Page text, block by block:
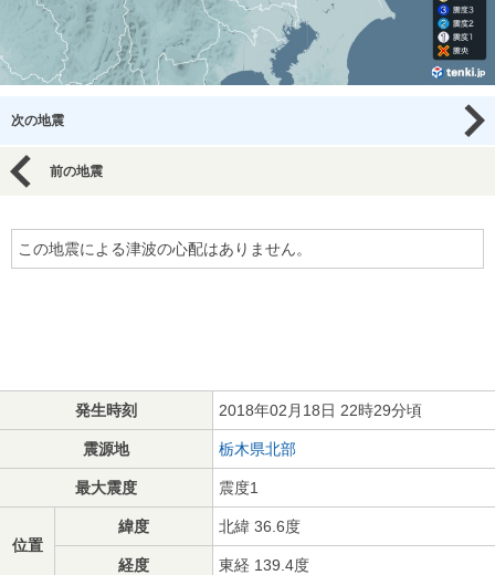
次の地震
前の地震
この地震による津波の心配はありません。
発生時刻 2018年02月18日 22時29分頃
震源地 栃木県北部
最大震度 震度1
位置
緯度 北緯 36.6度
経度 東経 139.4度